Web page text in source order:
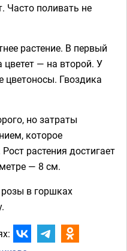
Часто поливать не
растение. В первый
цветет — на второй. У
цветоносы. Гвоздика
но затраты
которое
растения достигает
— 8 см.
розы в горшках